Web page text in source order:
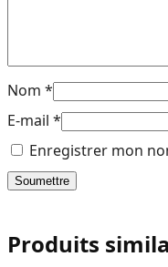
Nom *
E-mail *
Enregistrer mon
Produits